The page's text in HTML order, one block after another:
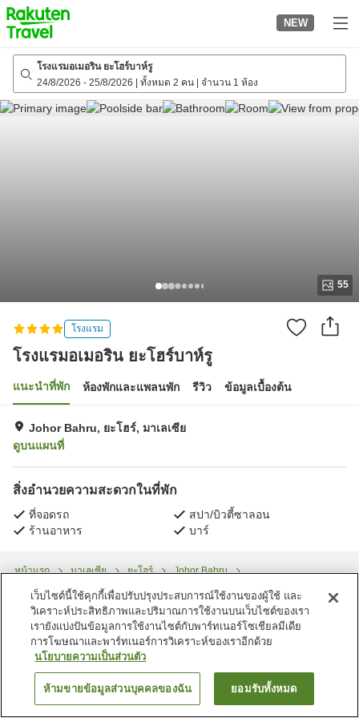
to
top
page
NEW
โรงแรมอเมอริน ยะโฮร์บาห์รู
24/8/2026 - 25/8/2026 ทั้งหมด 2 คน จำนวน 1 ห้อง
55
โรงแรม
โรงแรมอเมอริน ยะโฮร์บาห์รู
แนะนำที่พัก ห้องพักและแพลนพัก รีวิว ข้อมูลเบื้องต้น
Johor Bahru, ยะโฮร์, มาเลเซีย
ดูบนแผนที่
สิ่งอำนวยความสะดวกในที่พัก
ที่จอดรถ
สปา/บิวตี้ซาลอน
ร้านอาหาร
บาร์
หน้าแรก มาเลเซีย ยะโฮร์
Johor Bahru
โรงแรมอเมอริน ยะโฮร์บาห์รู
ค้นหาห้องพัก
เว็บไซต์นี้ใช้คุกกี้เพื่อปรับปรุงประสบการณ์ใช้งานของผู้ใช้ และ
วิเคราะห์ประสิทธิภาพและปริมาณการใช้งานบนเว็บไซต์ของเรา
เรายังแบ่งปันข้อมูลการใช้งานไซต์กับพาร์ทเนอร์โซเชียลมีเดีย
การโฆษณาและพาร์ทเนอร์การวิเคราะห์ของเราอีกด้วย
นโยบายความเป็นส่วนตัว
ห้ามขายข้อมูลส่วนบุคคลของฉัน ยอมรับทั้งหมด